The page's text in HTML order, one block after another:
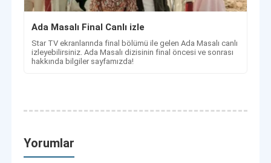
Ada Masalı Final Canlı izle
Star TV ekranlarında final bölümü ile gelen Ada Masalı canlı
izleyebilirsiniz. Ada Masalı dizisinin final öncesi ve sonrası
hakkında bilgiler sayfamızda!
Yorumlar